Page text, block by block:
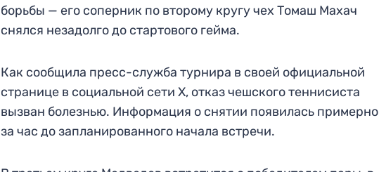
борьбы — его соперник по второму кругу чех Томаш Махач
снялся незадолго до стартового гейма.
Как сообщила пресс-служба турнира в своей официальной
странице в социальной сети X, отказ чешского теннисиста
вызван болезнью. Информация о снятии появилась примерно
за час до запланированного начала встречи.